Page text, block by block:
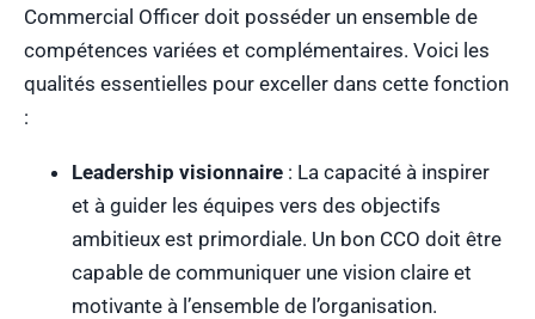
Commercial Officer doit posséder un ensemble de
compétences variées et complémentaires. Voici les
qualités essentielles pour exceller dans cette fonction
:
Leadership visionnaire : La capacité à inspirer
et à guider les équipes vers des objectifs
ambitieux est primordiale. Un bon CCO doit être
capable de communiquer une vision claire et
motivante à l’ensemble de l’organisation.